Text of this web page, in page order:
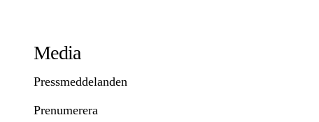
Media
Pressmeddelanden
Prenumerera